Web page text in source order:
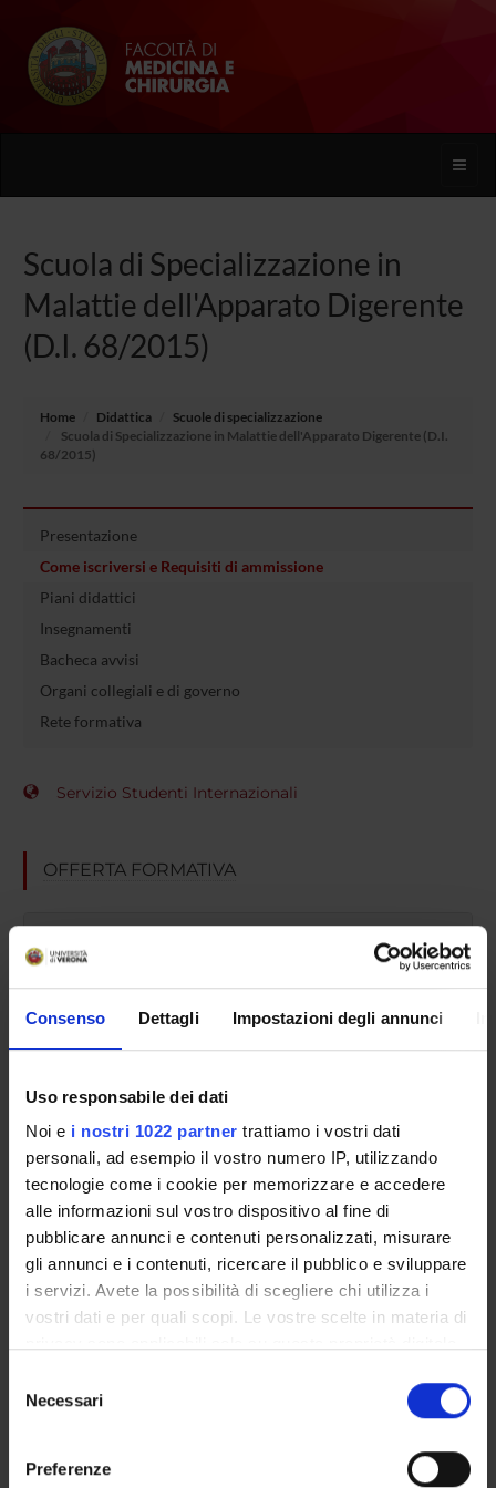
Consenso Dettagli Impostazioni degli annunci
Uso responsabile dei dati
Noi e i nostri 1022 partner trattiamo i vostri dati
personali, ad esempio il vostro numero IP, utilizzando
tecnologie come i cookie per memorizzare e accedere
alle informazioni sul vostro dispositivo al fine di
pubblicare annunci e contenuti personalizzati, misurare
gli annunci e i contenuti, ricercare il pubblico e sviluppare
i servizi. Avete la possibilità di scegliere chi utilizza i
vostri dati e per quali scopi. Le vostre scelte in materia di
modificare o revocare il proprio consenso in qualsiasi
momento dalla Dichiarazione sui cookie o facendo clic
delNecessari
Preferenze
Toggle
Scuola di Specializzazione in
Malattie dell'Apparato Digerente
(D.I. 68/2015)
Home Didattica
Scuole di specializzazione
Scuola di Specializzazione in Malattie dell'Apparato Digerente (D.I.
68/2015)
Presentazione
Come iscriversi e Requisiti di ammissione
Piani didattici
Insegnamenti
Bacheca avvisi
Organi collegiali e di governo
Rete formativa
Servizio Studenti Internazionali
OFFERTA FORMATIVA
SEMESTRE FILTRO
CORSI DI LAUREA MAGISTRALE
Anno di immatricolazione
Tipo di Accesso